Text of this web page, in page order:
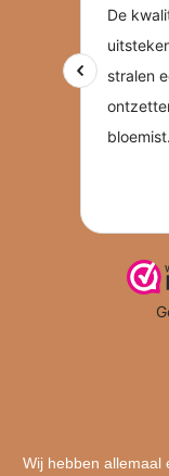
Wij hebben allemaal